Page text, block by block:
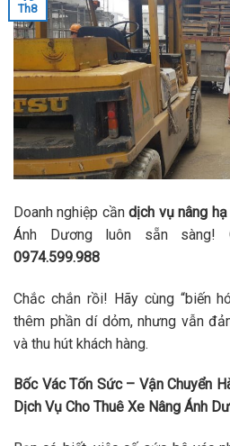
Th8
Doanh nghiệp cầndịch vụ nâng hạ
Ánh Dương luôn sẵn
0974.599.988
Chắc chắn rồi! Hãy cùng “biến
thêm phần dí dỏm, nhưng vẫn
và thu hút khách hàng.
Bốc Vác Tốn Sức – Vận Chuyển
Dịch Vụ Cho Thuê Xe Nâng Ánh